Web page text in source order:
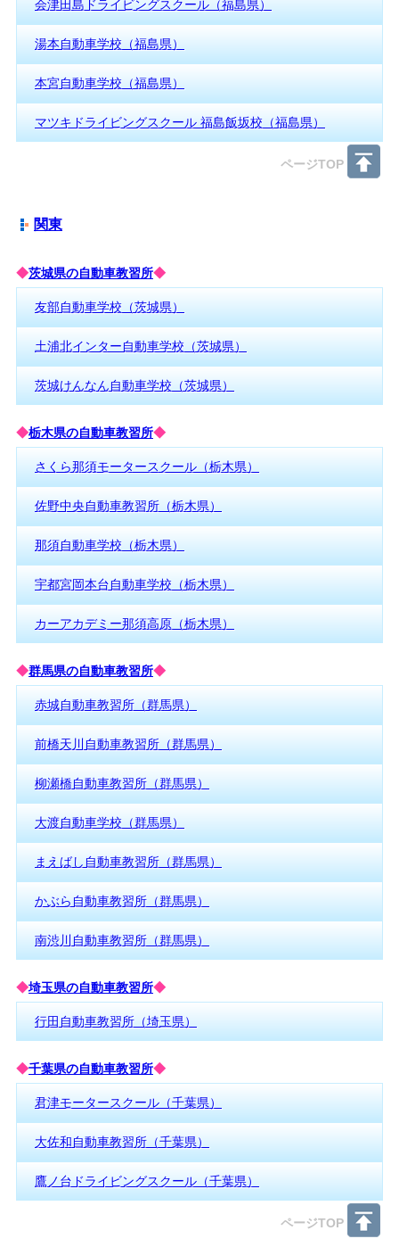
会津田島ドライビングスクール（福島県）
湯本自動車学校（福島県）
本宮自動車学校（福島県）
マツキドライビングスクール 福島飯坂校（福島県）
ページTOP
関東
◆茨城県の自動車教習所◆
友部自動車学校（茨城県）
土浦北インター自動車学校（茨城県）
茨城けんなん自動車学校（茨城県）
◆栃木県の自動車教習所◆
さくら那須モータースクール（栃木県）
佐野中央自動車教習所（栃木県）
那須自動車学校（栃木県）
宇都宮岡本台自動車学校（栃木県）
カーアカデミー那須高原（栃木県）
◆群馬県の自動車教習所◆
赤城自動車教習所（群馬県）
前橋天川自動車教習所（群馬県）
柳瀬橋自動車教習所（群馬県）
大渡自動車学校（群馬県）
まえばし自動車教習所（群馬県）
かぶら自動車教習所（群馬県）
南渋川自動車教習所（群馬県）
◆埼玉県の自動車教習所◆
行田自動車教習所（埼玉県）
◆千葉県の自動車教習所◆
君津モータースクール（千葉県）
大佐和自動車教習所（千葉県）
鷹ノ台ドライビングスクール（千葉県）
ページTOP